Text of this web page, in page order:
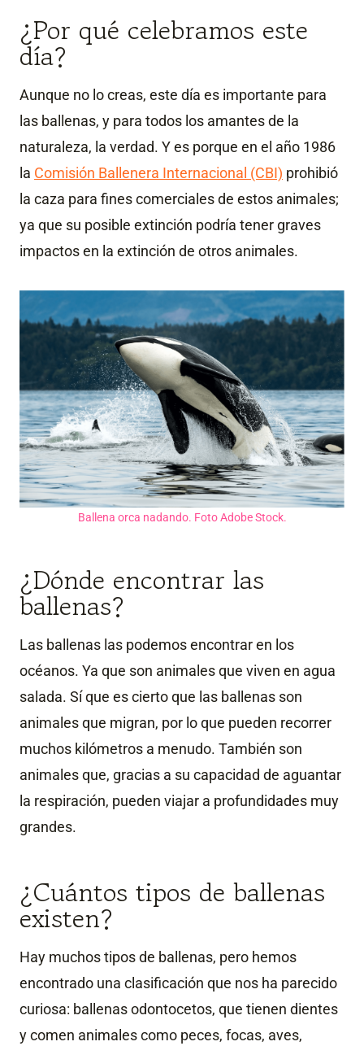
¿Por qué celebramos este
día?
Aunque no lo creas, este día es importante para
las ballenas, y para todos los amantes de la
naturaleza, la verdad. Y es porque en el año 1986
la Comisión Ballenera Internacional (CBI) prohibió
la caza para fines comerciales de estos animales;
ya que su posible extinción podría tener graves
impactos en la extinción de otros animales.
Ballena orca nadando. Foto Adobe Stock.
¿Dónde encontrar las
ballenas?
Las ballenas las podemos encontrar en los
océanos. Ya que son animales que viven en agua
salada. Sí que es cierto que las ballenas son
animales que migran, por lo que pueden recorrer
muchos kilómetros a menudo. También son
animales que, gracias a su capacidad de aguantar
la respiración, pueden viajar a profundidades muy
grandes.
¿Cuántos tipos de ballenas
existen?
Hay muchos tipos de ballenas, pero hemos
encontrado una clasificación que nos ha parecido
curiosa: ballenas odontocetos, que tienen dientes
y comen animales como peces, focas, aves,